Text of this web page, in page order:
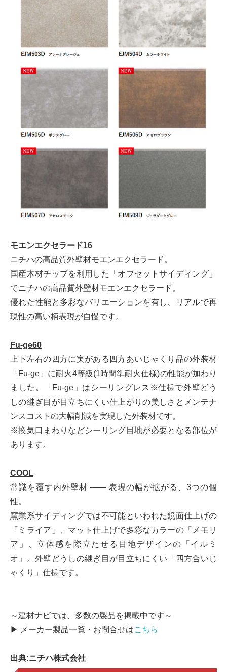
モエンエクセラード16
ニチハの高品質外壁材モエンエクセラード。
国産木材チップを利用した「オフセットサイディング」
でニチハの高品質外壁材モエンエクセラード。
優れた性能と多彩なバリエーションを有し、リアルで再
現性の高い柄表現が自慢です。
Fu-ge60
上下左右の四方に実がある四方あいじゃくり品の外装材
「Fu-ge」に耐火4等級(1時間準耐火仕様)の性能が加わり
ました。「Fu-ge」はシーリングレス※仕様で外壁どう
しの継ぎ目が目立ちにくい仕上がりの美しさとメンテナ
ンスコストの大幅削減を実現した外装材です。
※換気口まわりなどシーリング目地が必要となる部位が
あります。
COOL
常識を覆す内外壁材 ―― 表現の幅が拡がる、3つの個
性。
窯業系サイディングでは不可能といわれた鏡面仕上げの
「ミライア」、マット仕上げで多彩なカラーの「メモリ
ア」、立体感を際立たせる目地デザインの「イルミ
オ」。外壁どうしの継ぎ目が目立ちにくい「四方合いじ
ゃくり」仕様です。
～建材ナビでは、多数の製品を掲載中です～
▶ メーカー製品一覧・お問合せはこちら
出典:ニチハ株式会社